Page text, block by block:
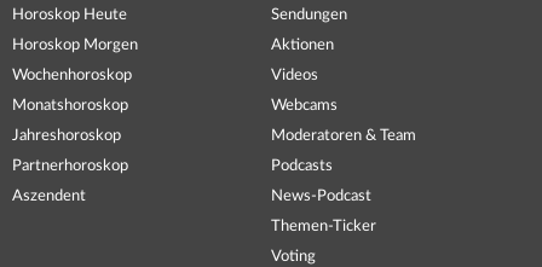
Horoskop Heute
Horoskop Morgen
Wochenhoroskop
Monatshoroskop
Jahreshoroskop
Partnerhoroskop
Aszendent
Sendungen
Aktionen
Videos
Webcams
Moderatoren & Team
Podcasts
News-Podcast
Themen-Ticker
Voting